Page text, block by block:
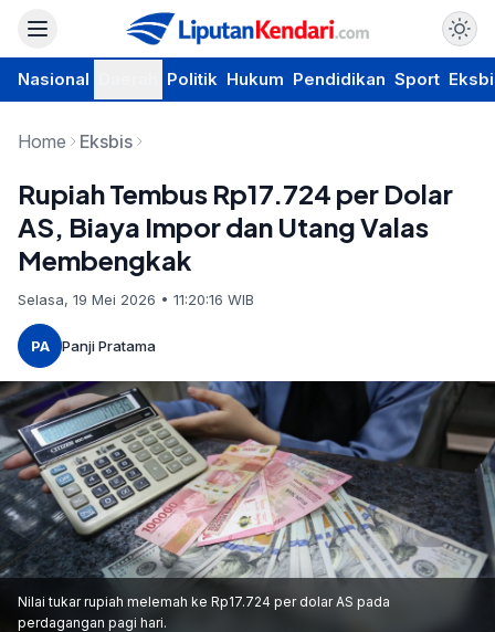
Nasional Politik Hukum Pendidikan Sport
Home Eksbis
Rupiah Tembus Rp17.724 per Dolar
AS, Biaya Impor dan Utang Valas
Membengkak
Selasa, 19 Mei 2026 • 11:20:16 WIB
PA Panji Pratama
Nilai tukar rupiah melemah ke Rp17.724 per dolar AS pada
perdagangan pagi hari.